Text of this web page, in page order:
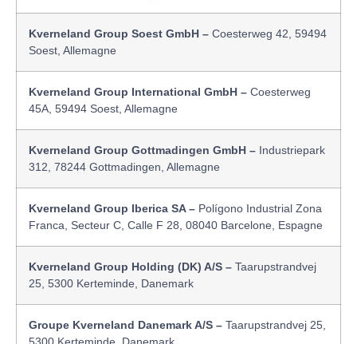
Kverneland Group Soest GmbH – Coesterweg 42, 59494
Soest, Allemagne
Kverneland Group International GmbH – Coesterweg
45A, 59494 Soest, Allemagne
Kverneland Group Gottmadingen GmbH – Industriepark
312, 78244 Gottmadingen, Allemagne
Kverneland Group Iberica SA – Polígono Industrial Zona
Franca, Secteur C, Calle F 28, 08040 Barcelone, Espagne
Kverneland Group Holding (DK) A/S – Taarupstrandvej
25, 5300 Kerteminde, Danemark
Groupe Kverneland Danemark A/S – Taarupstrandvej 25,